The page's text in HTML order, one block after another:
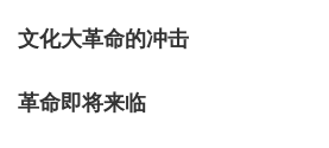
文化大革命的冲击
革命即将来临